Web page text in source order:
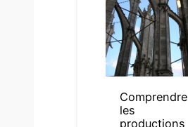
Comprendre
les
productions